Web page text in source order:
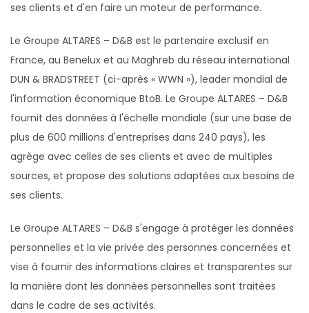
ses clients et d'en faire un moteur de performance.
Le Groupe ALTARES – D&B est le partenaire exclusif en
France, au Benelux et au Maghreb du réseau international
DUN & BRADSTREET (ci-après « WWN »), leader mondial de
l'information économique BtoB. Le Groupe ALTARES – D&B
fournit des données à l'échelle mondiale (sur une base de
plus de 600 millions d'entreprises dans 240 pays), les
agrège avec celles de ses clients et avec de multiples
sources, et propose des solutions adaptées aux besoins de
ses clients.
Le Groupe ALTARES – D&B s'engage à protéger les données
personnelles et la vie privée des personnes concernées et
vise à fournir des informations claires et transparentes sur
la manière dont les données personnelles sont traitées
dans le cadre de ses activités.